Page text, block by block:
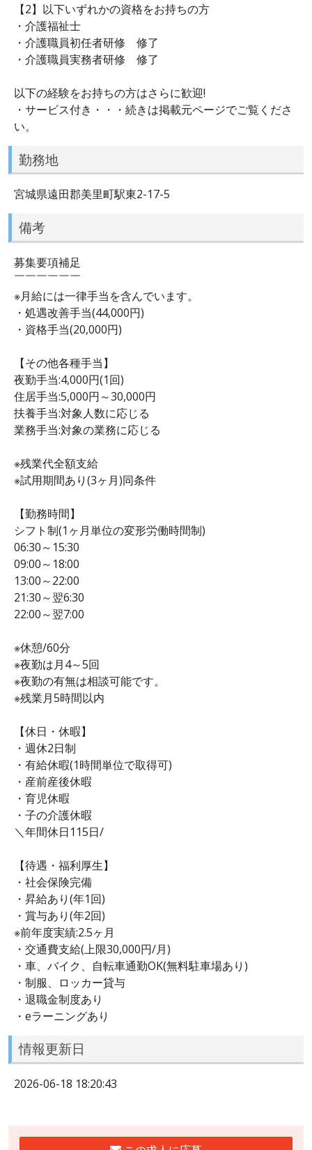
【2】以下いずれかの資格をお持ちの方
・介護福祉士
・介護職員初任者研修 修了
・介護職員実務者研修 修了
以下の経験をお持ちの方はさらに歓迎!
・サービス付き・・・続きは掲載元ページでご覧くださ
い。
勤務地
宮城県遠田郡美里町駅東2-17-5
備考
募集要項補足
￣￣￣￣￣￣
※月給には一律手当を含んでいます。
・処遇改善手当(44,000円)
・資格手当(20,000円)
【その他各種手当】
夜勤手当:4,000円(1回)
住居手当:5,000円～30,000円
扶養手当:対象人数に応じる
業務手当:対象の業務に応じる
※残業代全額支給
※試用期間あり(3ヶ月)同条件
【勤務時間】
シフト制(1ヶ月単位の変形労働時間制)
06:30～15:30
09:00～18:00
13:00～22:00
21:30～翌6:30
22:00～翌7:00
※休憩/60分
※夜勤は月4～5回
※夜勤の有無は相談可能です。
※残業月5時間以内
【休日・休暇】
・週休2日制
・有給休暇(1時間単位で取得可)
・産前産後休暇
・育児休暇
・子の介護休暇
＼年間休日115日/
【待遇・福利厚生】
・社会保険完備
・昇給あり(年1回)
・賞与あり(年2回)
※前年度実績:2.5ヶ月
・交通費支給(上限30,000円/月)
・車、バイク、自転車通勤OK(無料駐車場あり)
・制服、ロッカー貸与
・退職金制度あり
・eラーニングあり
情報更新日
2026-06-18 18:20:43